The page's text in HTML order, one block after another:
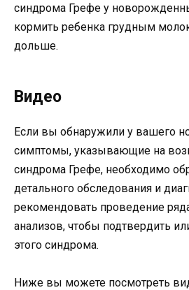
синдрома Грефе у
кормить ребенка грудным
дольше.
Видео
Если вы обнаружили у вашего
симптомы, указывающие на
синдрома Грефе, необходимо
детального обследования и
рекомендовать проведение
анализов, чтобы подтвердить
этого синдрома.
Ниже вы можете посмотреть